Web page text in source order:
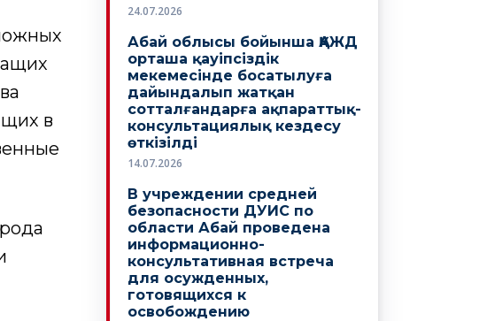
в
24.07.2026
Абай облысы бойынша ҚАЖД
орташа қауіпсіздік
мекемесінде босатылуға
дайындалып жатқан
сотталғандарға ақпараттық-
консультациялық кездесу
өткізілді
14.07.2026
В учреждении средней
безопасности ДУИС по
области Абай проведена
информационно-
консультативная встреча
для осужденных,
готовящихся к
освобождению